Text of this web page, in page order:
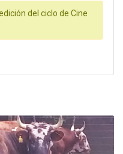
del ciclo de Cine